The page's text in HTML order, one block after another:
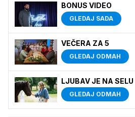
BONUS VIDEO
GLEDAJ SADA
VEČERA ZA 5
GLEDAJ ODMAH
LJUBAV JE NA SELU
GLEDAJ ODMAH